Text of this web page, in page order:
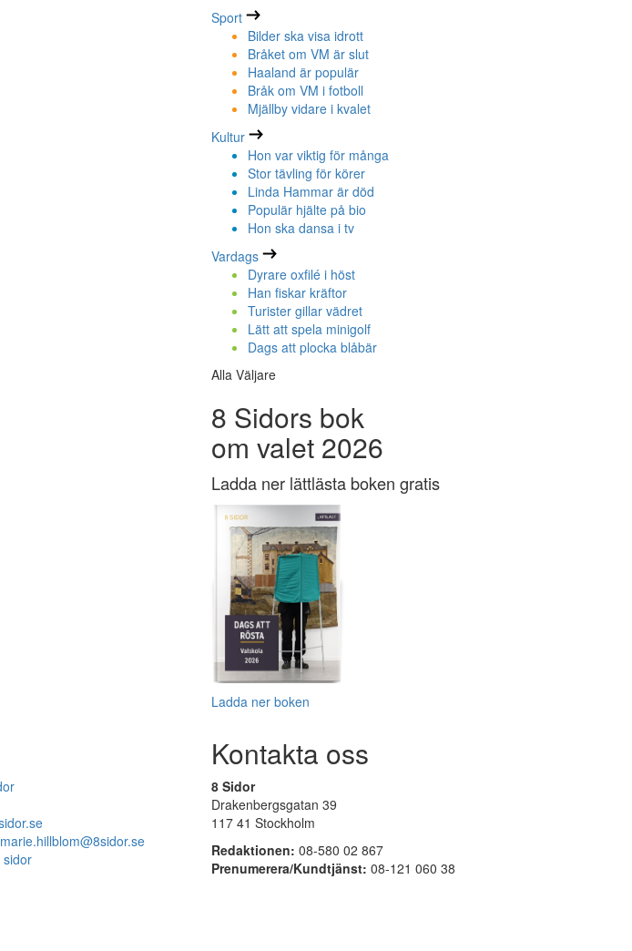
Sport
Bilder ska visa idrott
Bråket om VM är slut
Haaland är populär
Bråk om VM i fotboll
Mjällby vidare i kvalet
Kultur
Hon var viktig för många
Stor tävling för körer
Linda Hammar är död
Populär hjälte på bio
Hon ska dansa i tv
Vardags
Dyrare oxfilé i höst
Han fiskar kräftor
Turister gillar vädret
Lätt att spela minigolf
Dags att plocka blåbär
Alla Väljare
8 Sidors bok
om valet 2026
Ladda ner lättlästa boken gratis
Ladda ner boken
marie.hillblom@8sidor.se
sidor
Kontakta oss
8 Sidor
Drakenbergsgatan 39
117 41 Stockholm
Redaktionen: 08-580 02 867
Prenumerera/Kundtjänst: 08-121 060 38